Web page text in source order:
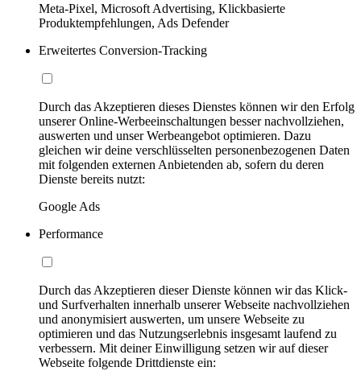
Meta-Pixel, Microsoft Advertising, Klickbasierte
Produktempfehlungen, Ads Defender
Erweitertes Conversion-Tracking
Durch das Akzeptieren dieses Dienstes können wir den Erfolg
unserer Online-Werbeeinschaltungen besser nachvollziehen,
auswerten und unser Werbeangebot optimieren. Dazu
gleichen wir deine verschlüsselten personenbezogenen Daten
mit folgenden externen Anbietenden ab, sofern du deren
Dienste bereits nutzt:
Google Ads
Performance
Durch das Akzeptieren dieser Dienste können wir das Klick-
und Surfverhalten innerhalb unserer Webseite nachvollziehen
und anonymisiert auswerten, um unsere Webseite zu
optimieren und das Nutzungserlebnis insgesamt laufend zu
verbessern. Mit deiner Einwilligung setzen wir auf dieser
Webseite folgende Drittdienste ein: